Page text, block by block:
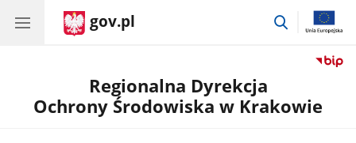
gov.pl
przejdź
Regionalna Dyrekcja
Ochrony Środowiska w Krakowie